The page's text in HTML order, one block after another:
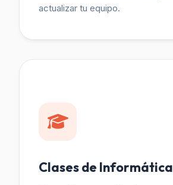
actualizar tu equipo.
Clases de Informática